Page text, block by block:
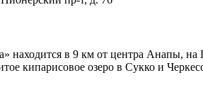
находится в 9 км от центра Анапы,
кипарисовое озеро в Сукко и